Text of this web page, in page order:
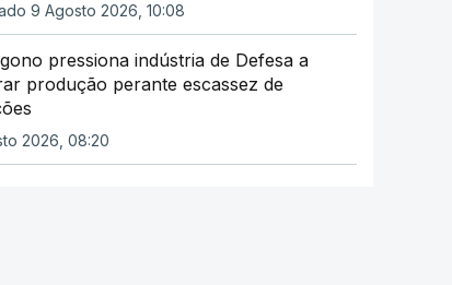
9 Agosto 2026, 10:08
pressiona indústria de Defesa a
produção perante escassez de
2026, 08:20